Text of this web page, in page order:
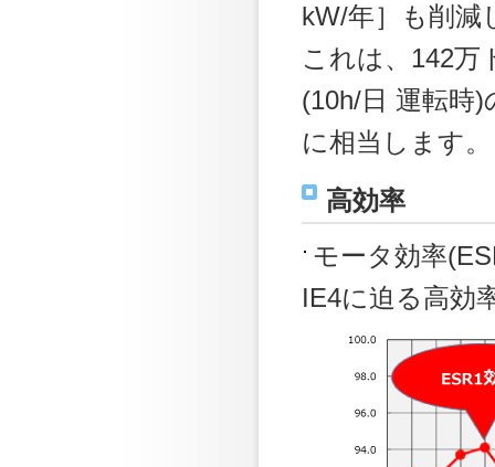
kW/年］も削減
これは、142万
(10h/日 運転時)
に相当します。
高効率
モータ効率
IE4に迫る高効